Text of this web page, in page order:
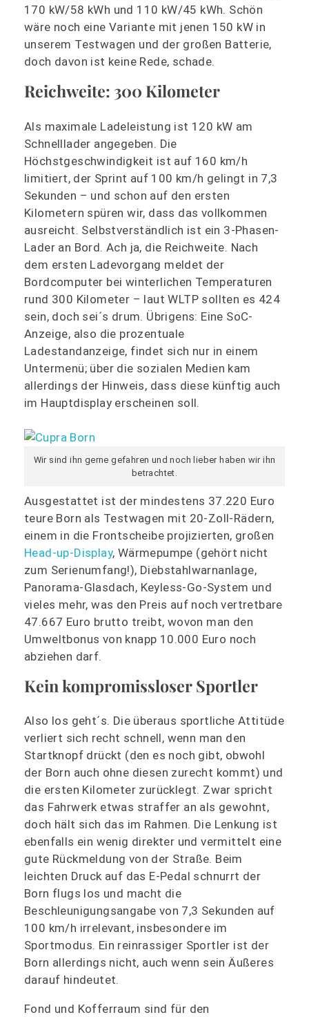
170 kW/58 kWh und 110 kW/45 kWh. Schön
wäre noch eine Variante mit jenen 150 kW in
unserem Testwagen und der großen Batterie,
doch davon ist keine Rede, schade.
Reichweite: 300 Kilometer
Als maximale Ladeleistung ist 120 kW am
Schnelllader angegeben. Die
Höchstgeschwindigkeit ist auf 160 km/h
limitiert, der Sprint auf 100 km/h gelingt in 7,3
Sekunden – und schon auf den ersten
Kilometern spüren wir, dass das vollkommen
ausreicht. Selbstverständlich ist ein 3-Phasen-
Lader an Bord. Ach ja, die Reichweite. Nach
dem ersten Ladevorgang meldet der
Bordcomputer bei winterlichen Temperaturen
rund 300 Kilometer – laut WLTP sollten es 424
sein, doch sei´s drum. Übrigens: Eine SoC-
Anzeige, also die prozentuale
Ladestandanzeige, findet sich nur in einem
Untermenü; über die sozialen Medien kam
allerdings der Hinweis, dass diese künftig auch
im Hauptdisplay erscheinen soll.
Wir sind ihn gerne gefahren und noch lieber haben wir ihn
betrachtet.
Ausgestattet ist der mindestens 37.220 Euro
teure Born als Testwagen mit 20-Zoll-Rädern,
einem in die Frontscheibe projizierten, großen
Head-up-Display, Wärmepumpe (gehört nicht
zum Serienumfang!), Diebstahlwarnanlage,
Panorama-Glasdach, Keyless-Go-System und
vieles mehr, was den Preis auf noch vertretbare
47.667 Euro brutto treibt, wovon man den
Umweltbonus von knapp 10.000 Euro noch
abziehen darf.
Kein kompromissloser Sportler
Also los geht´s. Die überaus sportliche Attitüde
verliert sich recht schnell, wenn man den
Startknopf drückt (den es noch gibt, obwohl
der Born auch ohne diesen zurecht kommt) und
die ersten Kilometer zurücklegt. Zwar spricht
das Fahrwerk etwas straffer an als gewohnt,
doch hält sich das im Rahmen. Die Lenkung ist
ebenfalls ein wenig direkter und vermittelt eine
gute Rückmeldung von der Straße. Beim
leichten Druck auf das E-Pedal schnurrt der
Born flugs los und macht die
Beschleunigungsangabe von 7,3 Sekunden auf
100 km/h irrelevant, insbesondere im
Sportmodus. Ein reinrassiger Sportler ist der
Born allerdings nicht, auch wenn sein Äußeres
darauf hindeutet.
Fond und Kofferraum sind für den